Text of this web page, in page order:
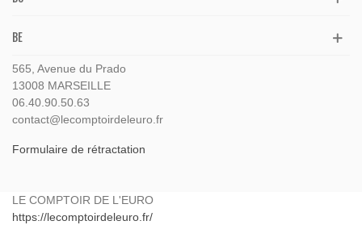
BE
565, Avenue du Prado
13008 MARSEILLE
06.40.90.50.63
contact@lecomptoirdeleuro.fr
Formulaire de rétractation
LE COMPTOIR DE L'EURO
https://lecomptoirdeleuro.fr/